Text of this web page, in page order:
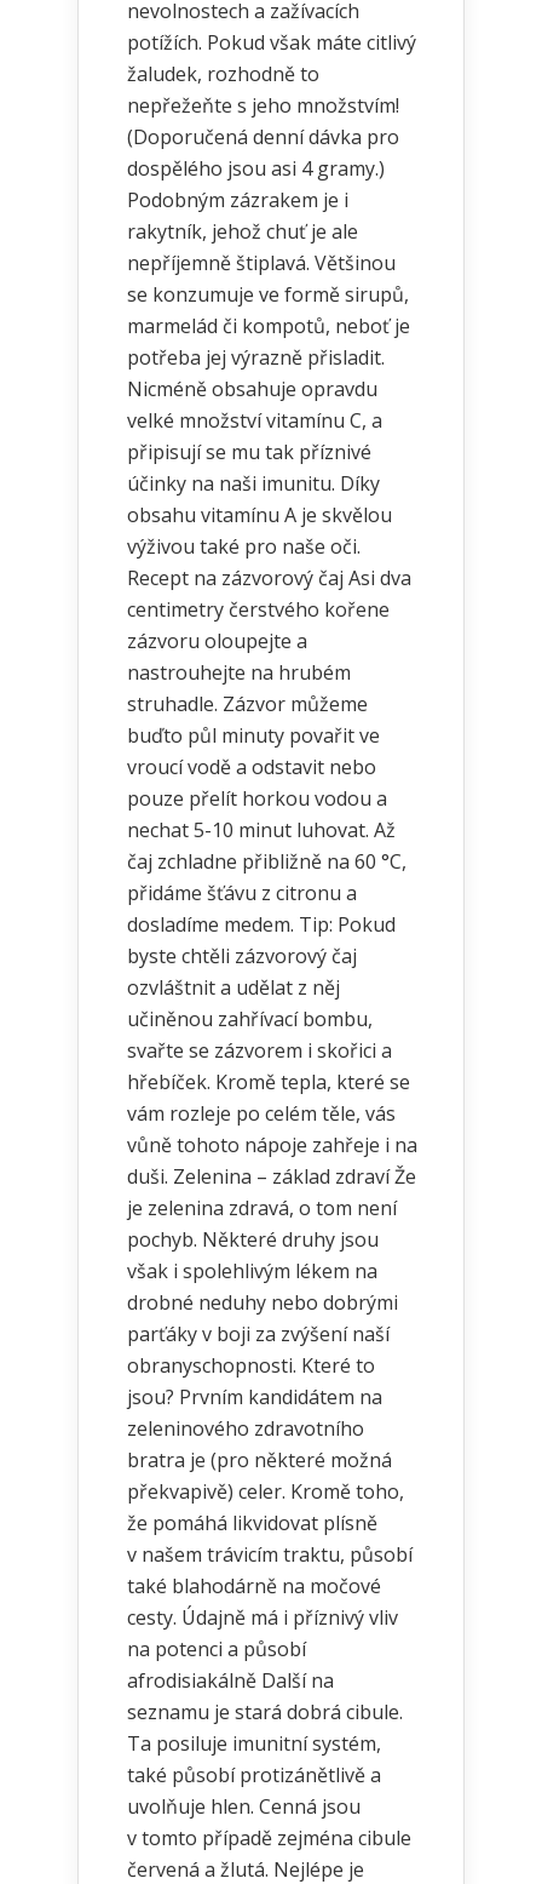
nevolnostech a zažívacích
potížích. Pokud však máte citlivý
žaludek, rozhodně to
nepřežeňte s jeho množstvím!
(Doporučená denní dávka pro
dospělého jsou asi 4 gramy.)
Podobným zázrakem je i
rakytník, jehož chuť je ale
nepříjemně štiplavá. Většinou
se konzumuje ve formě sirupů,
marmelád či kompotů, neboť je
potřeba jej výrazně přisladit.
Nicméně obsahuje opravdu
velké množství vitamínu C, a
připisují se mu tak příznivé
účinky na naši imunitu. Díky
obsahu vitamínu A je skvělou
výživou také pro naše oči.
Recept na zázvorový čaj Asi dva
centimetry čerstvého kořene
zázvoru oloupejte a
nastrouhejte na hrubém
struhadle. Zázvor můžeme
buďto půl minuty povařit ve
vroucí vodě a odstavit nebo
pouze přelít horkou vodou a
nechat 5-10 minut luhovat. Až
čaj zchladne přibližně na 60 °C,
přidáme šťávu z citronu a
dosladíme medem. Tip: Pokud
byste chtěli zázvorový čaj
ozvláštnit a udělat z něj
učiněnou zahřívací bombu,
svařte se zázvorem i skořici a
hřebíček. Kromě tepla, které se
vám rozleje po celém těle, vás
vůně tohoto nápoje zahřeje i na
duši. Zelenina – základ zdraví Že
je zelenina zdravá, o tom není
pochyb. Některé druhy jsou
však i spolehlivým lékem na
drobné neduhy nebo dobrými
parťáky v boji za zvýšení naší
obranyschopnosti. Které to
jsou? Prvním kandidátem na
zeleninového zdravotního
bratra je (pro některé možná
překvapivě) celer. Kromě toho,
že pomáhá likvidovat plísně
v našem trávicím traktu, působí
také blahodárně na močové
cesty. Údajně má i příznivý vliv
na potenci a působí
afrodisiakálně Další na
seznamu je stará dobrá cibule.
Ta posiluje imunitní systém,
také působí protizánětlivě a
uvolňuje hlen. Cenná jsou
v tomto případě zejména cibule
červená a žlutá. Nejlépe je